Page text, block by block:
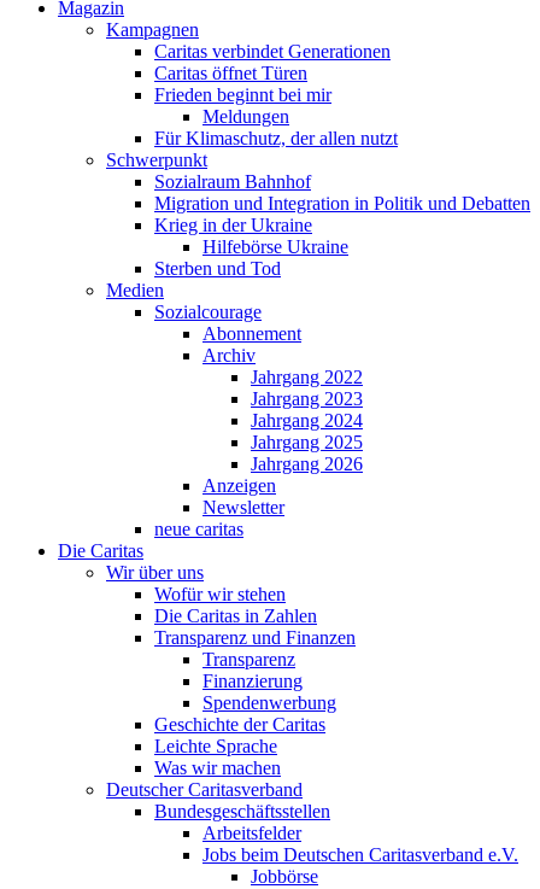
Magazin
Kampagnen
Caritas verbindet Generationen
Caritas öffnet Türen
Frieden beginnt bei mir
Meldungen
Für Klimaschutz, der allen nutzt
Schwerpunkt
Sozialraum Bahnhof
Migration und Integration in Politik und Debatten
Krieg in der Ukraine
Hilfebörse Ukraine
Sterben und Tod
Medien
Sozialcourage
Abonnement
Archiv
Jahrgang 2022
Jahrgang 2023
Jahrgang 2024
Jahrgang 2025
Jahrgang 2026
Anzeigen
Newsletter
neue caritas
Die Caritas
Wir über uns
Wofür wir stehen
Die Caritas in Zahlen
Transparenz und Finanzen
Transparenz
Finanzierung
Spendenwerbung
Geschichte der Caritas
Leichte Sprache
Was wir machen
Deutscher Caritasverband
Bundesgeschäftsstellen
Arbeitsfelder
Jobs beim Deutschen Caritasverband e.V.
Jobbörse